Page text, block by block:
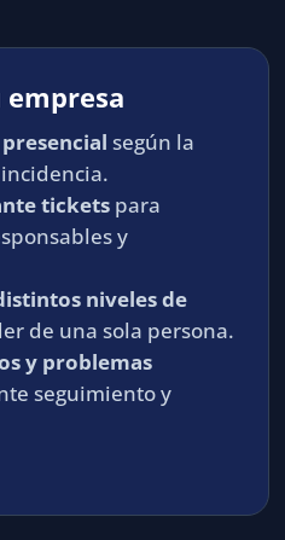
según la
tickets para
y
niveles de
de una sola persona.
y problemas
seguimiento y